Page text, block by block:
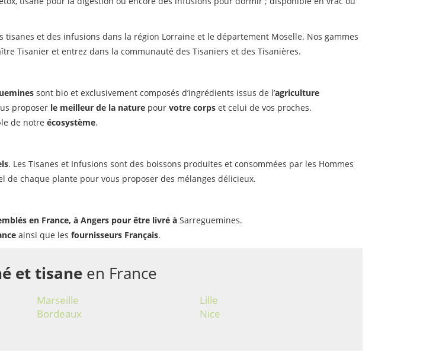
et des infusions dans la région Lorraine et le département Moselle. Nos gammes
Tisanier et entrez dans la communauté des Tisaniers et des Tisanières.
sont bio et exclusivement composés d’ingrédients issus de l’agriculture
proposer le meilleur de la nature pour votre corps et celui de vos proches.
de notre écosystème.
. Les Tisanes et Infusions sont des boissons produites et consommées par les Hommes
chaque plante pour vous proposer des mélanges délicieux.
en France, à Angers pour être livré à Sarreguemines.
ainsi que les fournisseurs Français.
et tisane en France
Marseille
Lille
Bordeaux
Nice